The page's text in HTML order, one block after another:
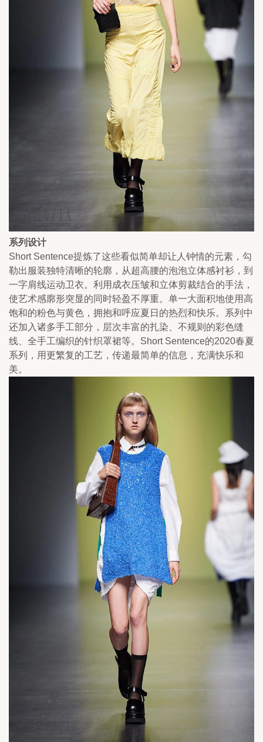
系列设计
Short Sentence提炼了这些看似简单却让人钟情的元素，勾
勒出服装独特清晰的轮廓，从超高腰的泡泡立体感衬衫，到
一字肩线运动卫衣。利用成衣压皱和立体剪裁结合的手法，
使艺术感廓形突显的同时轻盈不厚重。单一大面积地使用高
饱和的粉色与黄色，拥抱和呼应夏日的热烈和快乐。系列中
还加入诸多手工部分，层次丰富的扎染、不规则的彩色缝
线、全手工编织的针织罩裙等。Short Sentence的2020春夏
系列，用更繁复的工艺，传递最简单的信息，充满快乐和
美。